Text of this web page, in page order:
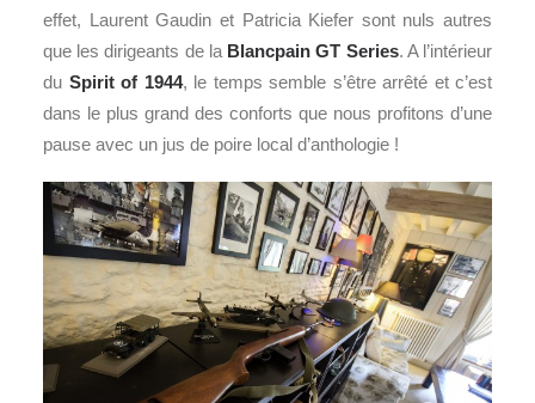
effet, Laurent Gaudin et Patricia Kiefer sont nuls autres
que les dirigeants de la Blancpain GT Series. A l’intérieur
du Spirit of 1944, le temps semble s’être arrêté et c’est
dans le plus grand des conforts que nous profitons d’une
pause avec un jus de poire local d’anthologie !